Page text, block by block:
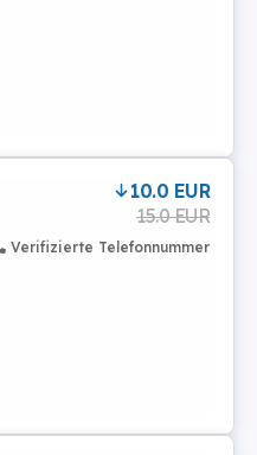
10.0 EUR
15.0 EUR
Verifizierte Telefonnummer